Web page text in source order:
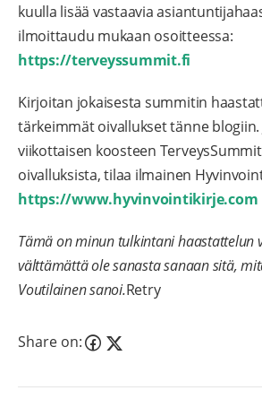
kuulla lisää vastaavia
ilmoittaudu mukaan osoitteessa:
https://terveyssummit.fi
Kirjoitan jokaisesta summitin
tärkeimmät oivallukset tänne blogiin.
viikottaisen koosteen
oivalluksista, tilaa ilmainen
https://www.hyvinvointikirje.com
Tämä on minun tulkintani haastattelun
välttämättä ole sanasta sanaan sitä,
Voutilainen sanoi.Retry
Share on: